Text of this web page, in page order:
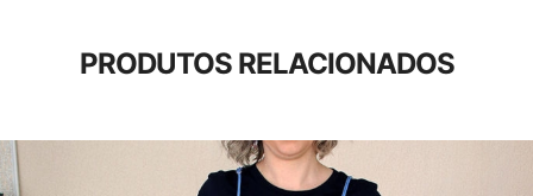
PRODUTOS RELACIONADOS